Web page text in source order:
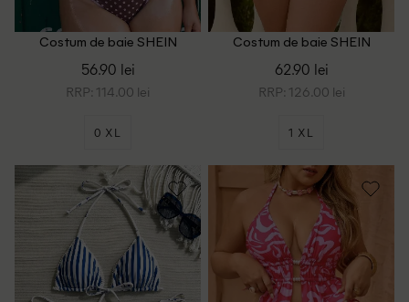
Costum de baie SHEIN
56.90 lei
RRP: 114.00 lei
0 XL
Costum de baie SHEIN
62.90 lei
RRP: 126.00 lei
1 XL